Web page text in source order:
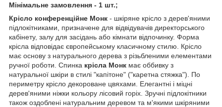
Мінімальне замовлення - 1 шт.;
Крісло конференційне Монк - шкіряне крісло з дерев'яними
підлокітниками, призначене для відвідувачів директорського
кабінету, залу для засідань або кімнати відпочинку. Форма
крісла відповідає європейському класичному стилю. Крісло
має основу з натурального дерева з різьбленими елементами
ручної роботи. Спинка крісла Монк має оббивку з
натуральної шкіри в стилі "капітоне" ("каретна стяжка"). По
периметру крісло декороване цвяхами. Елегантні і міцні
дерев'яними ніжки кольору лісовий горіх. Зручні підлокітники
також оздоблені натуральним деревом та м'якими шкіряними